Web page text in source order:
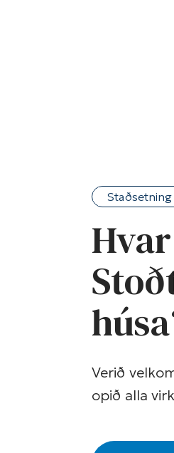
Staðsetning
Verið
opið alla